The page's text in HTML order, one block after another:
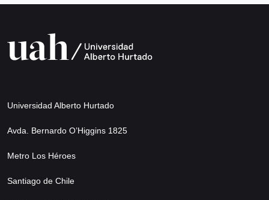
Universidad Alberto Hurtado
Avda. Bernardo O’Higgins 1825
Metro Los Héroes
Santiago de Chile